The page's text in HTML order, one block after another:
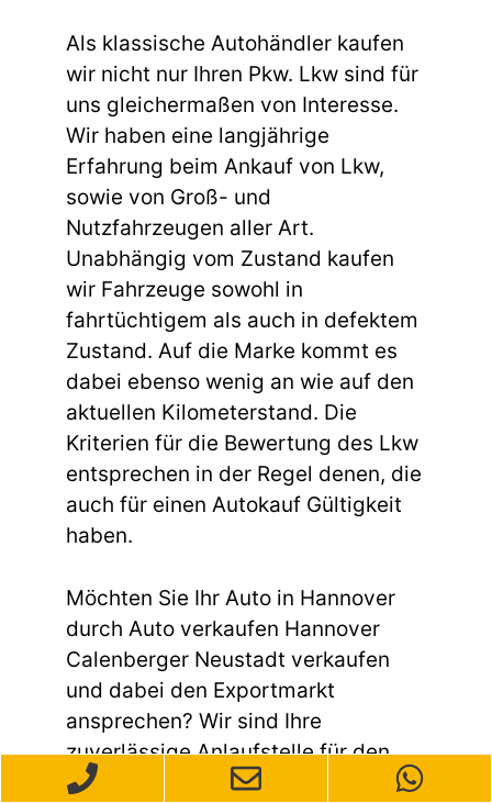
Als klassische Autohändler kaufen
wir nicht nur Ihren Pkw. Lkw sind für
uns gleichermaßen von Interesse.
Wir haben eine langjährige
Erfahrung beim Ankauf von Lkw,
sowie von Groß- und
Nutzfahrzeugen aller Art.
Unabhängig vom Zustand kaufen
wir Fahrzeuge sowohl in
fahrtüchtigem als auch in defektem
Zustand. Auf die Marke kommt es
dabei ebenso wenig an wie auf den
aktuellen Kilometerstand. Die
Kriterien für die Bewertung des Lkw
entsprechen in der Regel denen, die
auch für einen Autokauf Gültigkeit
haben.
Möchten Sie Ihr Auto in Hannover
durch Auto verkaufen Hannover
Calenberger Neustadt verkaufen
und dabei den Exportmarkt
ansprechen? Wir sind Ihre
zuverlässige Anlaufstelle für den
Autoverkauf mit Fokus auf den